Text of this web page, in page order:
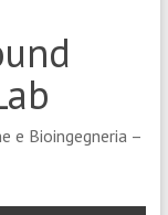
e Bioingegneria –